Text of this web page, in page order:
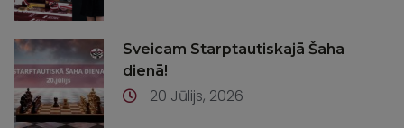
Sveicam Starptautiskajā Šaha
dienā!
20 Jūlijs, 2026